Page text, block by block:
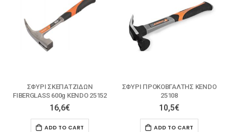
ΣΦΥΡΙ ΣΚΕΠΑΤΖΙΔΩΝ
FIBERGLASS 600g KENDO 25152
16,6€
ADD TO CART
ΣΦΥΡΙ ΠΡΟΚΟΒΓΑΛΤΗΣ KENDO
25108
10,5€
ADD TO CART